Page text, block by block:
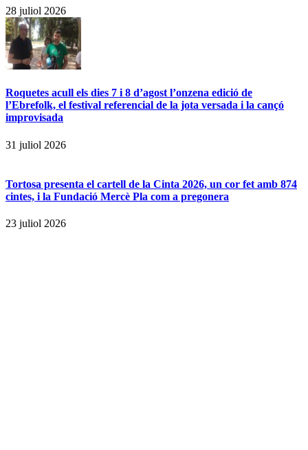
28 juliol 2026
Roquetes acull els dies 7 i 8 d’agost l’onzena edició de
l’Ebrefolk, el festival referencial de la jota versada i la cançó
improvisada
31 juliol 2026
Tortosa presenta el cartell de la Cinta 2026, un cor fet amb 874
cintes, i la Fundació Mercè Pla com a pregonera
23 juliol 2026